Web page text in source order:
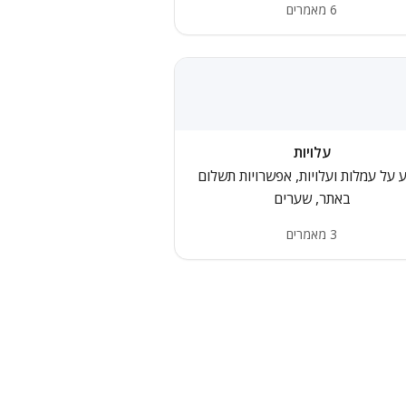
6 מאמרים
עלויות
על עמלות ועלויות, אפשרויות תשלום
באתר, שערים
3 מאמרים